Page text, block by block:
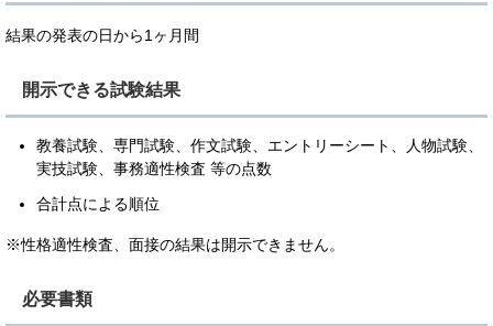
結果の発表の日から1ヶ月間
開示できる試験結果
教養試験、専門試験、作文試験、エントリーシート、人物試験、
実技試験、事務適性検査 等の点数
合計点による順位
※性格適性検査、面接の結果は開示できません。
必要書類